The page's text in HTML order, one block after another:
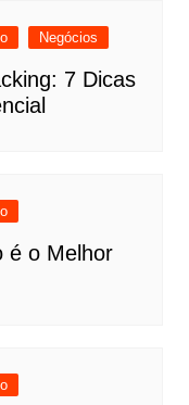
Negócios
7 Dicas
é o Melhor